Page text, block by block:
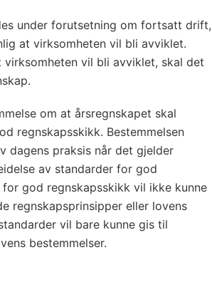
under forutsetning om fortsatt drift,
at virksomheten vil bli avviklet.
virksomheten vil bli avviklet, skal det
om at årsregnskapet skal
regnskapsskikk. Bestemmelsen
dagens praksis når det gjelder
av standarder for god
god regnskapsskikk vil ikke kunne
regnskapsprinsipper eller lovens
vil bare kunne gis til
bestemmelser.